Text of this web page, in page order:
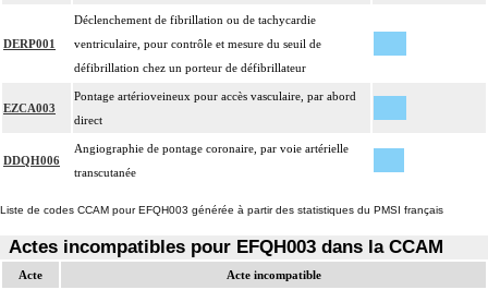
DERP001
Déclenchement de fibrillation ou de tachycardie
ventriculaire, pour contrôle et mesure du seuil de
défibrillation chez un porteur de défibrillateur
EZCA003
Pontage artérioveineux pour accès vasculaire, par abord
direct
DDQH006
Angiographie de pontage coronaire, par voie artérielle
transcutanée
Liste de codes CCAM pour EFQH003 générée à partir des statistiques du PMSI français
Actes incompatibles pour EFQH003 dans la CCAM
Acte Acte incompatible